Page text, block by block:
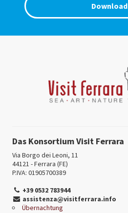
Download
Das Konsortium Visit Ferrara
Via Borgo dei Leoni, 11
44121 - Ferrara (FE)
P.IVA: 01905700389
+39 0532 783944
assistenza@visitferrara.info
Übernachtung